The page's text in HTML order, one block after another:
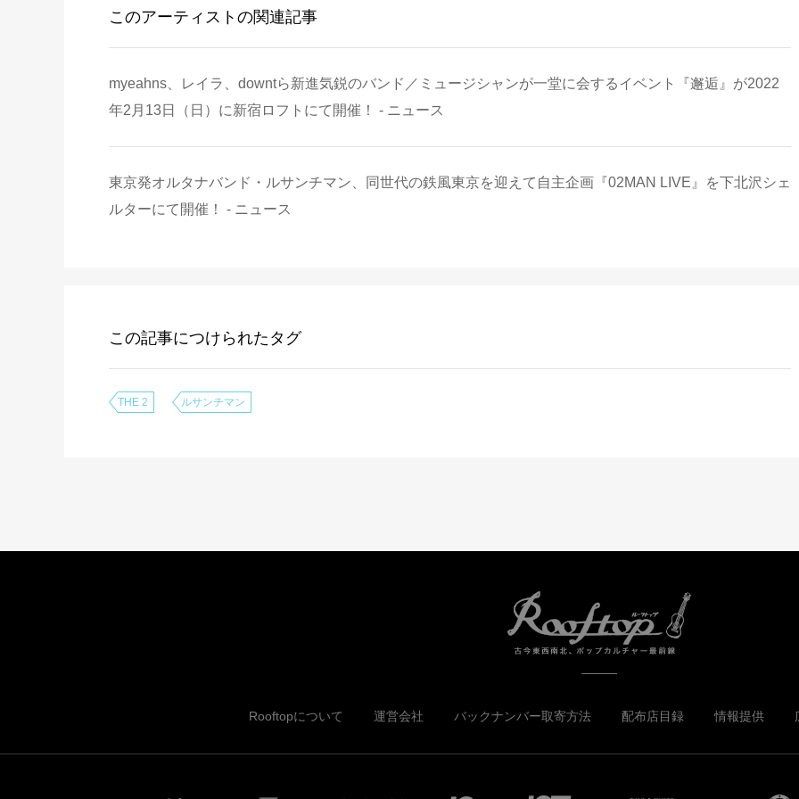
このアーティストの関連記事
myeahns、レイラ、downtら新進気鋭のバンド／ミュージシャンが一堂に会するイベント『邂逅』が2022
年2月13日（日）に新宿ロフトにて開催！ - ニュース
東京発オルタナバンド・ルサンチマン、同世代の鉄風東京を迎えて自主企画『02MAN LIVE』を下北沢シェ
ルターにて開催！ - ニュース
この記事につけられたタグ
THE 2 ルサンチマン
Rooftopについて 運営会社 バックナンバー取寄方法 配布店目録 情報提供